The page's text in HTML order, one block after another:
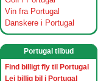
Vin fra Portugal
Danskere i Portugal
Portugal tilbud
Find billigt fly til Portugal
Lej billig bil i Portugal